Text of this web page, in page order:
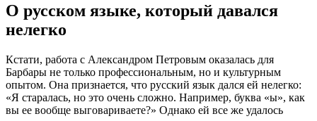
О русском языке, который давался
нелегко
Кстати, работа с Александром Петровым оказалась для
Барбары не только профессиональным, но и культурным
опытом. Она признается, что русский язык дался ей нелегко:
«Я старалась, но это очень сложно. Например, буква «ы», как
вы ее вообще выговариваете?» Однако ей все же удалось